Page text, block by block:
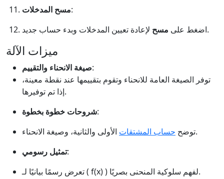
مسح المدخلات:
اضغط على مسح لإعادة تعيين المدخلات وبدء حساب جديد.
ميزات الآلة
صيغة الانحناء والتقييم:
توفر الصيغة العامة للانحناء وتقوم بتقييمها عند نقطة معينة،
إذا تم توفيرها.
شروحات خطوة بخطوة:
توضح حساب المشتقات
الأولى والثانية، وصيغة الانحناء.
تمثيل رسومي:
تعرض رسمًا بيانيًا لـ ( f(x) ) لفهم سلوكية المنحنى بصريًا.